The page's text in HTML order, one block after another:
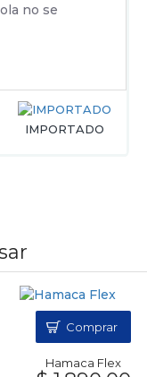
IMPORTADO
no se
Hamaca Flex
Comprar